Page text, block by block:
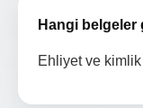
Hangi belgeler
Ehliyet ve